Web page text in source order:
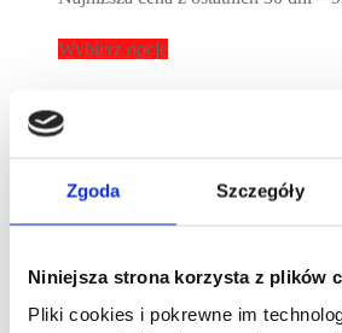
Zgoda Szczegóły
Niniejsza strona korzysta z plików
Pliki cookies i pokrewne im
wynosiła:
117,00 zł.
wynosi:
Wybierz opcje
Pakiet Stringów 10
cena
wynosiła:
cena
wynosi: